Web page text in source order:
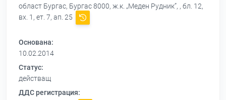
област Бургас, Бургас 8000, ж.к. „Меден Рудник”, , бл. 12,
вх. 1, ет. 7, ап. 25
Основана:
10.02.2014
Статус:
действащ
ДДС регистрация: